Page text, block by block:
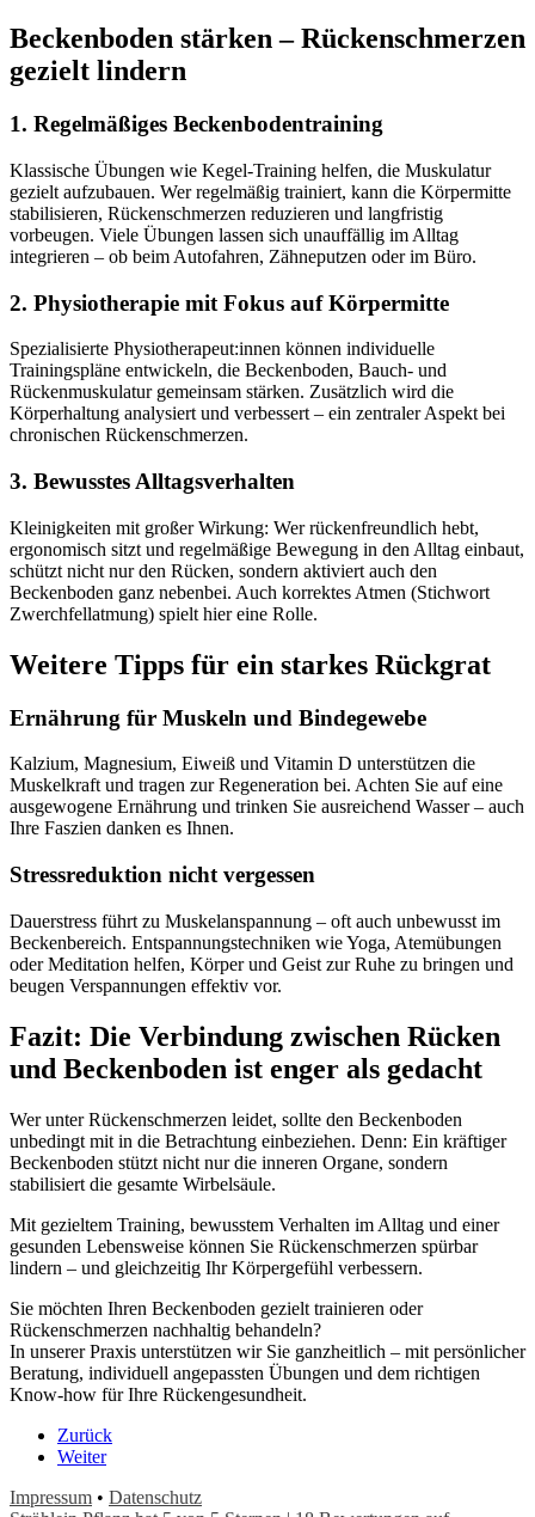
Beckenboden stärken – Rückenschmerzen
gezielt lindern
1. Regelmäßiges Beckenbodentraining
Klassische Übungen wie Kegel-Training helfen, die Muskulatur
gezielt aufzubauen. Wer regelmäßig trainiert, kann die Körpermitte
stabilisieren, Rückenschmerzen reduzieren und langfristig
vorbeugen. Viele Übungen lassen sich unauffällig im Alltag
integrieren – ob beim Autofahren, Zähneputzen oder im Büro.
2. Physiotherapie mit Fokus auf Körpermitte
Spezialisierte Physiotherapeut:innen können individuelle
Trainingspläne entwickeln, die Beckenboden, Bauch- und
Rückenmuskulatur gemeinsam stärken. Zusätzlich wird die
Körperhaltung analysiert und verbessert – ein zentraler Aspekt bei
chronischen Rückenschmerzen.
3. Bewusstes Alltagsverhalten
Kleinigkeiten mit großer Wirkung: Wer rückenfreundlich hebt,
ergonomisch sitzt und regelmäßige Bewegung in den Alltag einbaut,
schützt nicht nur den Rücken, sondern aktiviert auch den
Beckenboden ganz nebenbei. Auch korrektes Atmen (Stichwort
Zwerchfellatmung) spielt hier eine Rolle.
Weitere Tipps für ein starkes Rückgrat
Ernährung für Muskeln und Bindegewebe
Kalzium, Magnesium, Eiweiß und Vitamin D unterstützen die
Muskelkraft und tragen zur Regeneration bei. Achten Sie auf eine
ausgewogene Ernährung und trinken Sie ausreichend Wasser – auch
Ihre Faszien danken es Ihnen.
Stressreduktion nicht vergessen
Dauerstress führt zu Muskelanspannung – oft auch unbewusst im
Beckenbereich. Entspannungstechniken wie Yoga, Atemübungen
oder Meditation helfen, Körper und Geist zur Ruhe zu bringen und
beugen Verspannungen effektiv vor.
Fazit: Die Verbindung zwischen Rücken
und Beckenboden ist enger als gedacht
Wer unter Rückenschmerzen leidet, sollte den Beckenboden
unbedingt mit in die Betrachtung einbeziehen. Denn: Ein kräftiger
Beckenboden stützt nicht nur die inneren Organe, sondern
stabilisiert die gesamte Wirbelsäule.
Mit gezieltem Training, bewusstem Verhalten im Alltag und einer
gesunden Lebensweise können Sie Rückenschmerzen spürbar
lindern – und gleichzeitig Ihr Körpergefühl verbessern.
Sie möchten Ihren Beckenboden gezielt trainieren oder
Rückenschmerzen nachhaltig behandeln?
In unserer Praxis unterstützen wir Sie ganzheitlich – mit persönlicher
Beratung, individuell angepassten Übungen und dem richtigen
Know-how für Ihre Rückengesundheit.
Zurück
Weiter
Impressum • Datenschutz